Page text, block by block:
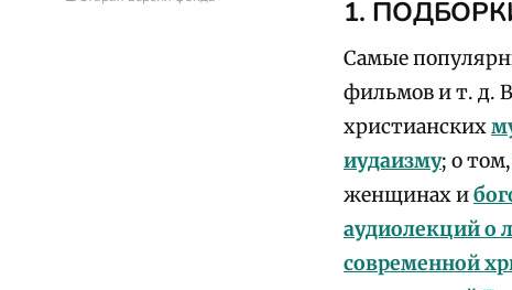
1.
Самые
фильмов и т. д.
христианских
иудаизму; о том,
женщинах и
аудиолекций о
современной